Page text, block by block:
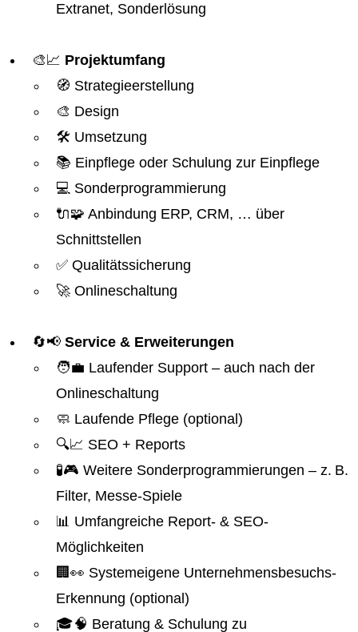
Extranet, Sonderlösung
🎨📈 Projektumfang
🧭 Strategieerstellung
🎨 Design
🛠️ Umsetzung
📚 Einpflege oder Schulung zur Einpflege
💻 Sonderprogrammierung
🔌🧩 Anbindung ERP, CRM, … über
Schnittstellen
✅ Qualitätssicherung
🚀 Onlineschaltung
🔄📢 Service & Erweiterungen
🧑‍💼 Laufender Support – auch nach der
Onlineschaltung
🧼 Laufende Pflege (optional)
🔍📈 SEO + Reports
🧪🎮 Weitere Sonderprogrammierungen – z. B.
Filter, Messe-Spiele
📊 Umfangreiche Report- & SEO-
Möglichkeiten
🏢👀 Systemeigene Unternehmensbesuchs-
Erkennung (optional)
🎓🧠 Beratung & Schulung zu